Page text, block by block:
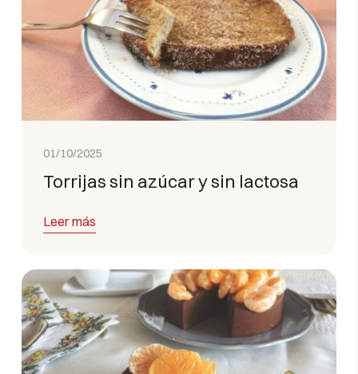
01/10/2025
Torrijas sin azúcar y sin lactosa
Leer más